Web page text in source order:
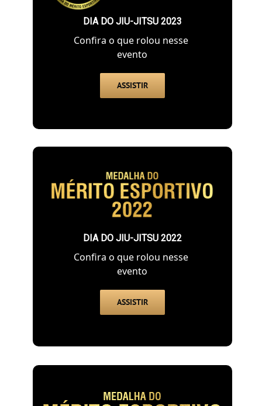
DIA DO JIU-JITSU 2023
Confira o que rolou nesse
evento
ASSISTIR
DIA DO JIU-JITSU 2022
Confira o que rolou nesse
evento
ASSISTIR